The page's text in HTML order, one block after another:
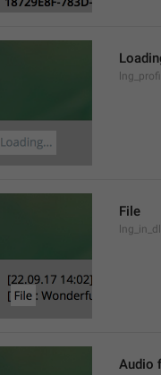
File
Audio